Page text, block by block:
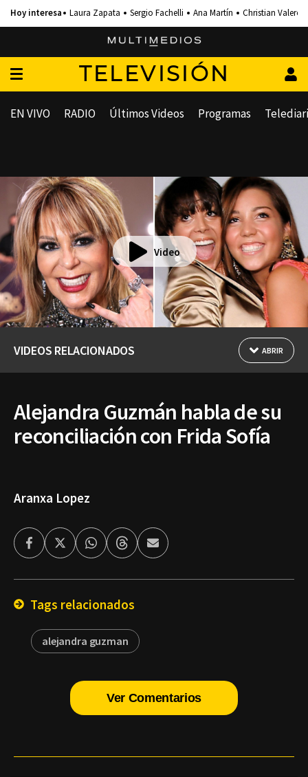
Laura Zapata Sergio Fachelli Ana Martín Christian Valero
TELEVISIÓN
EN VIVO RADIO Últimos Videos Programas
Video
VIDEOS RELACIONADOS ABRIR
Alejandra Guzmán habla de su
reconciliación con Frida Sofía
Aranxa Lopez
FacebookTwitterWhatsappThreadsEnviar
por
Tags relacionados
alejandra guzman
Ver Comentarios